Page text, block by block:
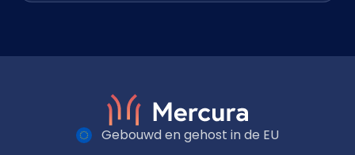
Gebouwd en gehost in de EU